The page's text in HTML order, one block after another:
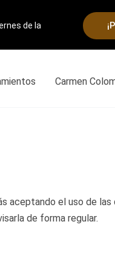
de la
Carmen
aceptando el uso de
de forma regular.